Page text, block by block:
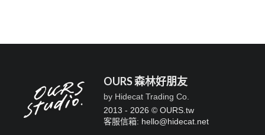
OURS 森林好朋友
by Hidecat Trading Co.
2013 - 2026 © OURS.tw
客服信箱: hello@hidecat.net